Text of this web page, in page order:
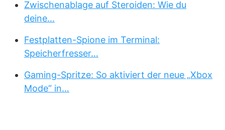
Zwischenablage auf Steroiden: Wie du
deine…
Festplatten-Spione im Terminal:
Speicherfresser…
Gaming-Spritze: So aktiviert der neue „Xbox
Mode“ in…